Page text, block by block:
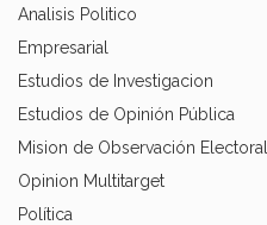
Analisis Politico
Empresarial
Estudios de Investigacion
Estudios de Opinión Pública
Mision de Observación Electoral
Opinion Multitarget
Política